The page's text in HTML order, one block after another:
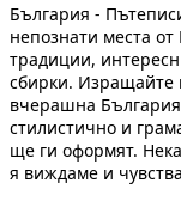
България -
непознати места
традиции,
сбирки. Изращайте
вчерашна
стилистично и
ще ги оформят.
я виждаме и